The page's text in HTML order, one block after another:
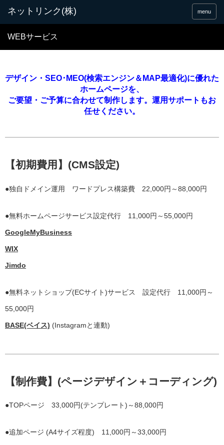
menu
WEBサービス
デザイン・SEO･MEO(検索エンジン＆MAP最適化)に優れた
ホームページを、
ご要望・ご予算に合わせて制作します。運用サポートもお
任せください。
【初期費用】(CMS設定)
●独自ドメイン運用 ワードプレス構築費 22,000円～88,000円
●無料ホームページサービス設定代行 11,000円～55,000円
GoogleMyBusiness
WIX
Jimdo
●無料ネットショップ(ECサイト)サービス 設定代行 11,000円～
55,000円
BASE(ベイス) (Instagramと連動)
【制作費】(ページデザイン＋コーディング)
●TOPページ 33,000円(テンプレート)～88,000円
●追加ページ (A4サイズ程度) 11,000円～33,000円